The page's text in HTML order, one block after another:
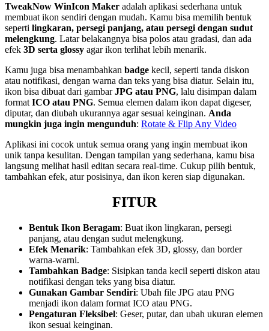
TweakNow WinIcon Maker adalah aplikasi sederhana untuk
membuat ikon sendiri dengan mudah. Kamu bisa memilih bentuk
seperti lingkaran, persegi panjang, atau persegi dengan sudut
melengkung. Latar belakangnya bisa polos atau gradasi, dan ada
efek 3D serta glossy agar ikon terlihat lebih menarik.
Kamu juga bisa menambahkan badge kecil, seperti tanda diskon
atau notifikasi, dengan warna dan teks yang bisa diatur. Selain itu,
ikon bisa dibuat dari gambarJPG atau PNG, lalu disimpan dalam
format ICO atau PNG. Semua elemen dalam ikon dapat digeser,
diputar, dan diubah ukurannya agar sesuai keinginan. Anda
mungkin juga ingin mengunduh: Rotate & Flip Any Video
Aplikasi ini cocok untuk semua orang yang ingin membuat ikon
unik tanpa kesulitan. Dengan tampilan yang sederhana, kamu bisa
langsung melihat hasil editan secara real-time. Cukup pilih bentuk,
tambahkan efek, atur posisinya, dan ikon keren siap digunakan.
FITUR
Bentuk Ikon Beragam: Buat ikon lingkaran, persegi
panjang, atau dengan sudut melengkung.
Efek Menarik: Tambahkan efek 3D, glossy, dan border
warna-warni.
Tambahkan Badge: Sisipkan tanda kecil seperti diskon atau
notifikasi dengan teks yang bisa diatur.
Gunakan Gambar Sendiri: Ubah file JPG atau PNG
menjadi ikon dalam format ICO atau PNG.
Pengaturan Fleksibel: Geser, putar, dan ubah ukuran elemen
ikon sesuai keinginan.